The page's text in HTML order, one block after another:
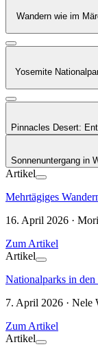
Wandern wie im
Yosemite
Pinnacles Desert:
Sonnenuntergang in
Artikel
Mehrtägiges
16. April 2026 ·
Zum Artikel
Artikel
Nationalparks in
7. April 2026 · Nele
Zum Artikel
Artikel